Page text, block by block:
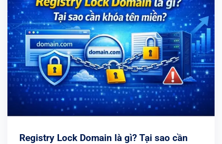
Registry Lock Domain là gì? Tại sao cần